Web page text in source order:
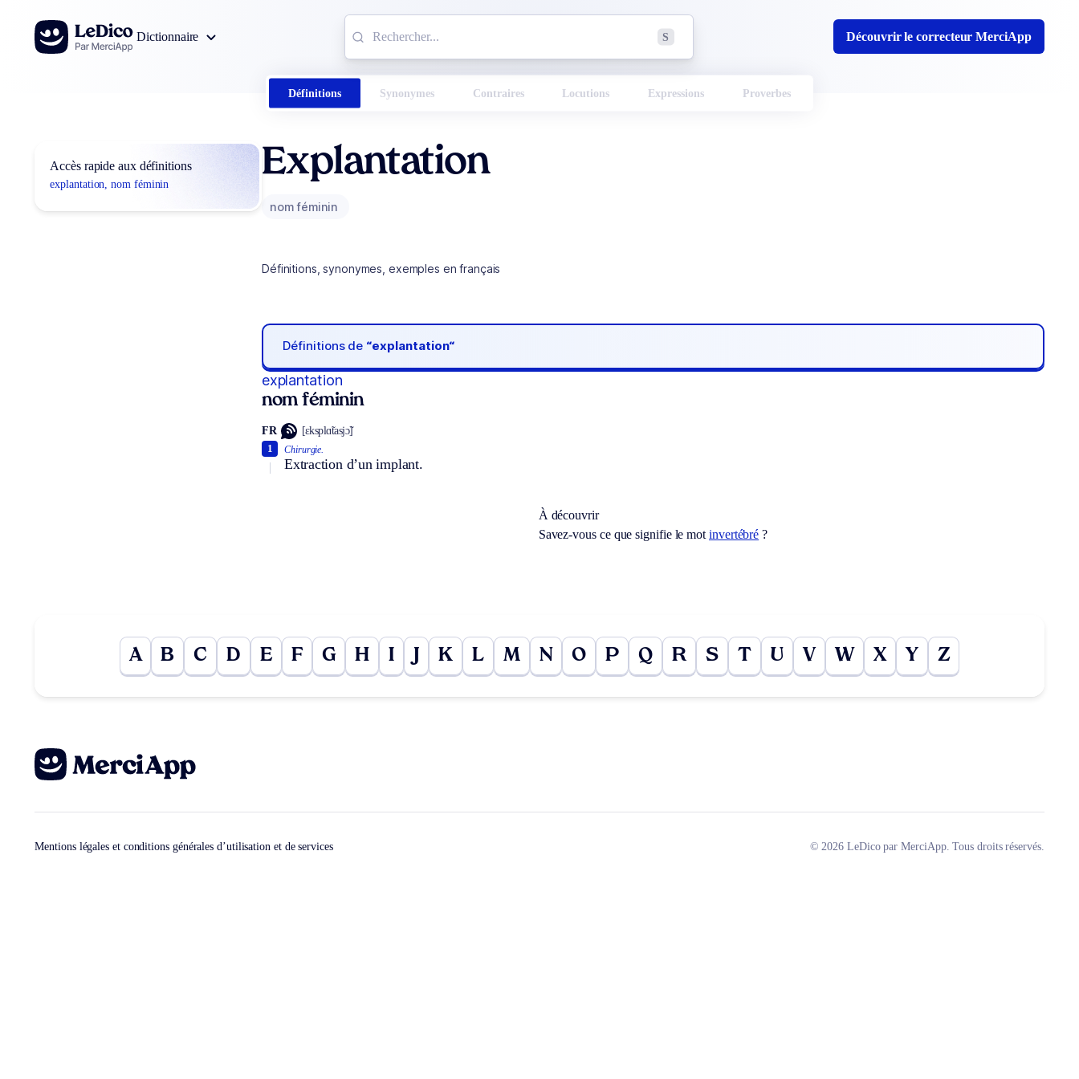
Aller au contenu
Dictionnaire
S Découvrir le correcteur MerciApp
Définitions Synonymes Contraires Locutions Expressions Proverbes
Accès rapide aux définitions
explantation, nom féminin
Explantation
nom féminin
Définitions, synonymes, exemples en français
Définitions de “explantation“
explantation
nom féminin
FR [ɛksplɑ̃tasjɔ̃]
Chirurgie.
Extraction d’un implant.
1
À découvrir
Savez-vous ce que signifie le mot invertébré ?
A B C D E F G H I K L M N O P Q R S T U V W X Y Z
Mentions légales et conditions générales d’utilisation et de services © 2026 LeDico par MerciApp. Tous droits réservés.